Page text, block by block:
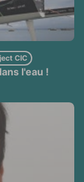
l'eau !
CIC